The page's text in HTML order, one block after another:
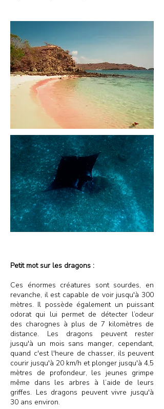
Petit mot sur les dragons :
Ces énormes créatures sont sourdes, en
revanche, il est capable de voir jusqu'à 300
mètres. Il possède également un puissant
odorat qui lui permet de détecter l’odeur
des charognes à plus de 7 kilomètres de
distance. Les dragons peuvent rester
jusqu'à un mois sans manger, cependant,
quand c'est l'heure de chasser, ils peuvent
courir jusqu'à 20 km/h et plonger jusqu'à 4,5
mètres de profondeur, les jeunes grimpe
même dans les arbres à l’aide de leurs
griffes. Les dragons peuvent vivre jusqu'à
30 ans environ.